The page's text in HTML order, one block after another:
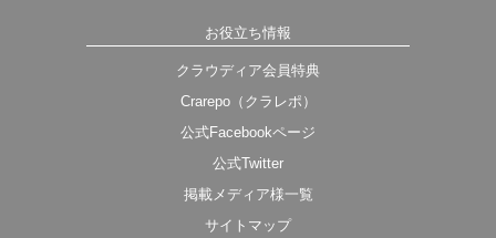
お役立ち情報
クラウディア会員特典
Crarepo（クラレポ）
公式Facebookページ
公式Twitter
掲載メディア様一覧
サイトマップ